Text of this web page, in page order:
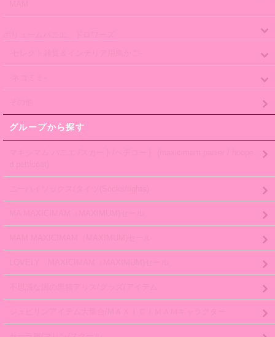
グループから探す